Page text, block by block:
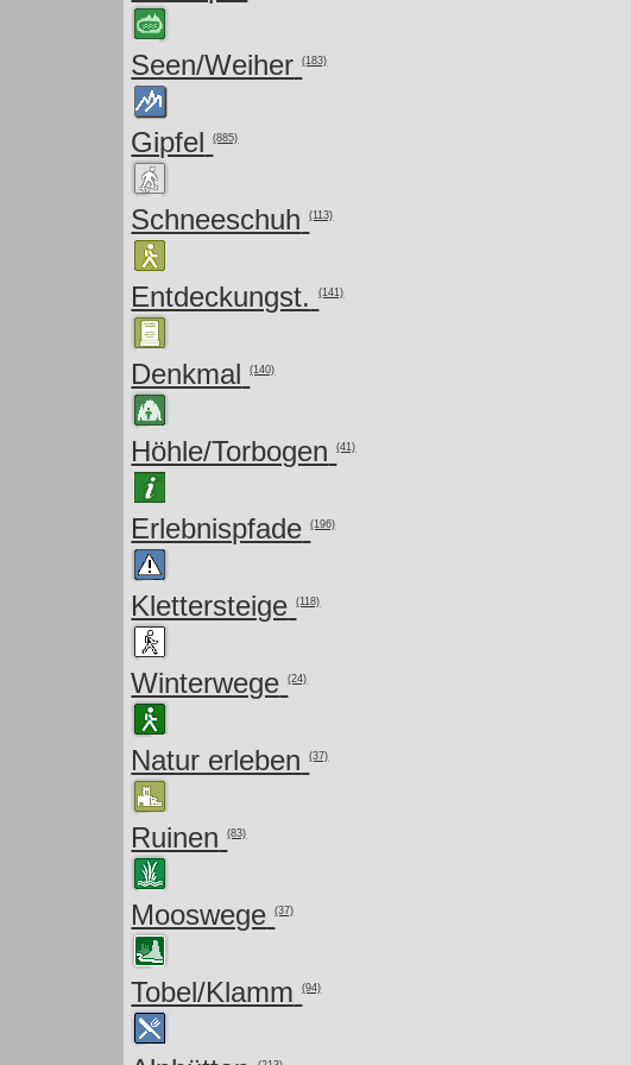
Seen/Weiher (183)
Gipfel (885)
Schneeschuh (113)
Entdeckungst. (141)
Denkmal (140)
Höhle/Torbogen (41)
Erlebnispfade (196)
Klettersteige (118)
Winterwege (24)
Natur erleben (37)
Ruinen (83)
Mooswege (37)
Tobel/Klamm (94)